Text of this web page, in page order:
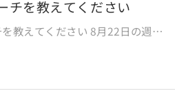
チを教えてください
ださい 8月22日の週に
は海で泳ぎたいと思っているの
あれば教えてください。 鹿児島
たいです。 いずれもレンタカー
すすめの宿泊地等も有れば是非